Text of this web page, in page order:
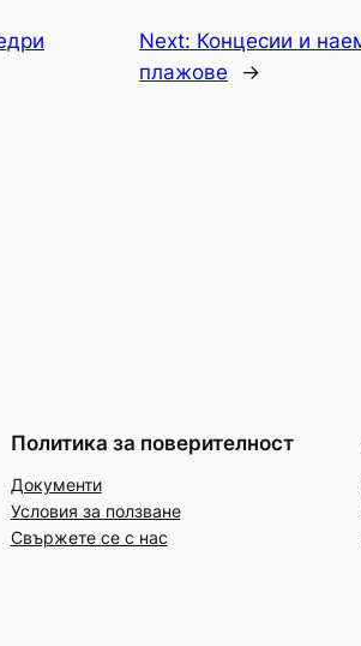
Next: Концесии и
плажове
→
Политика за поверителност
Документи
Условия за ползване
Свържете се с нас